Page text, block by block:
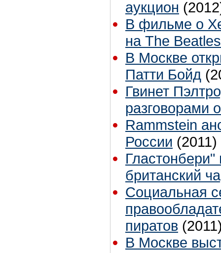
аукцион
В фильме о
на The
В Москве
Патти Бойд
Гвинет
разговорами
Rammstein
России (2011)
Гластонбери"
британский
Социальная
пиратов
В Москве